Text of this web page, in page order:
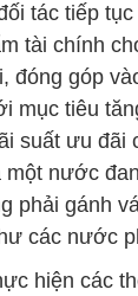
tác tiếp
tài chính
đóng góp
mục tiêu
suất ưu đãi
nước
phải gánh
các nước
hiện các